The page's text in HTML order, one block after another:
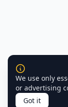
We use only
or advertising
Got it